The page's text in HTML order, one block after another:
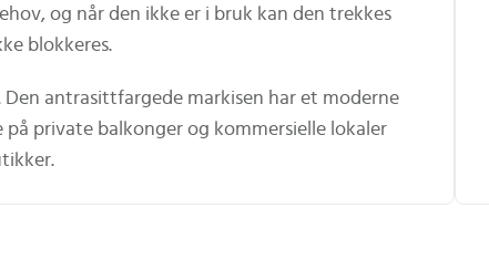
og når den ikke er i bruk kan den trekkes
blokkeres.
antrasittfargede markisen har et moderne
på private balkonger og kommersielle lokaler